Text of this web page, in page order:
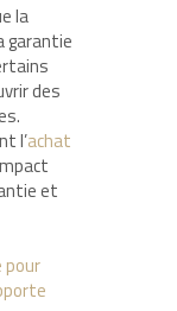
la
garantie
des
l’achat
et
pour